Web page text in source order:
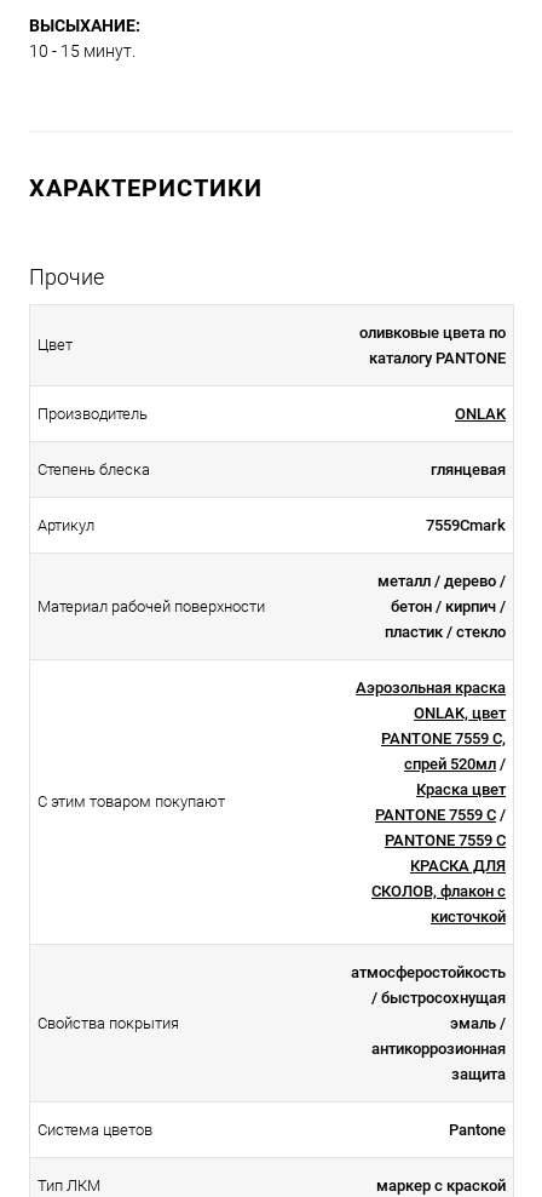
ВЫСЫХАНИЕ:
10 - 15 минут.
ХАРАКТЕРИСТИКИ
Прочие
Цвет
оливковые цвета по
каталогу PANTONE
Производитель ONLAK
Степень блеска глянцевая
Артикул 7559Cmark
Материал рабочей поверхности
металл / дерево /
бетон / кирпич /
пластик / стекло
С этим товаром покупают
Аэрозольная краска
ONLAK, цвет
PANTONE 7559 C,
спрей 520мл /
Краска цвет
PANTONE 7559 C /
PANTONE 7559 C
КРАСКА ДЛЯ
СКОЛОВ, флакон с
кисточкой
Свойства покрытия
атмосферостойкоcть
/ быстросохнущая
эмаль /
антикоррозионная
защита
Система цветов Pantone
Тип ЛКМ маркер с краской